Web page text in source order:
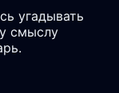
угадывать
смыслу